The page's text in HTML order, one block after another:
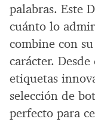
palabras. Este
cuánto lo
combine con
carácter.
etiquetas
selección de
perfecto para